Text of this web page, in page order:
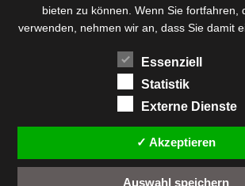
bieten zu können. Wenn Sie fortfahren,
verwenden, nehmen wir an, dass Sie damit
Essenziell
Statistik
Externe Dienste
✓ Akzeptieren
Auswahl speichern